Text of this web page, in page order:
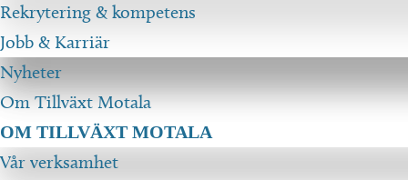
Rekrytering & kompetens
Jobb & Karriär
Nyheter
Om Tillväxt Motala
OM TILLVÄXT MOTALA
Vår verksamhet